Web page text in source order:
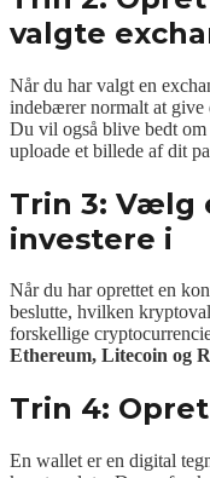
valgte
Når du har valgt en
indebærer normalt at give
Du vil også blive bedt
uploade et billede af dit
Trin 3: Vælg
investere i
Når du har oprettet en
beslutte, hvilken
forskellige
Ethereum, Litecoin og
Trin 4:
En wallet er en digital